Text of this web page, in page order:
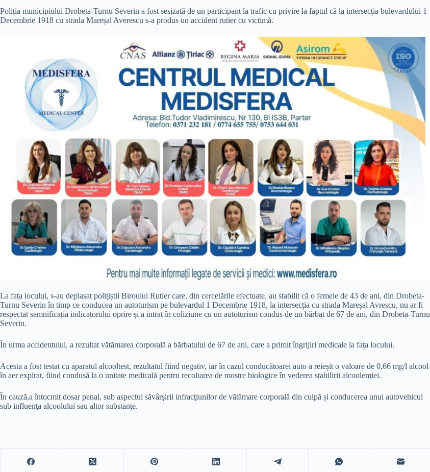
Poliția municipiului Drobeta-Turnu Severin a fost sesizată de un participant la trafic cu privire la faptul că la intersecția bulevardului 1
Decembrie 1918 cu strada Mareșal Averescu s-a produs un accident rutier cu victimă.
La fața locului, s-au deplasat polițiștii Biroului Rutier care, din cercetările efectuate, au stabilit că o femeie de 43 de ani, din Drobeta-
Turnu Severin în timp ce conducea un autoturism pe bulevardul 1 Decembrie 1918, la intersecția cu strada Mareșal Avrescu, nu ar fi
respectat semnificația indicatorului oprire și a intrat în coliziune cu un autoturism condus de un bărbat de 67 de ani, din Drobeta-Turnu
Severin.
În urma accidentului, a rezultat vătămarea corporală a bărbatului de 67 de ani, care a primit îngrijiri medicale la fața locului.
Acesta a fost testat cu aparatul alcooltest, rezultatul fiind negativ, iar în cazul conducătoarei auto a reieșit o valoare de 0,66 mg/l alcool
în aer expirat, fiind condusă la o unitate medicală pentru recoltarea de mostre biologice în vederea stabilirii alcoolemiei.
În cauză,a întocmit dosar penal, sub aspectul săvârşirii infracţiunilor de vătămare corporală din culpă și conducerea unui autovehicul
sub influenţa alcoolului sau altor substanţe.